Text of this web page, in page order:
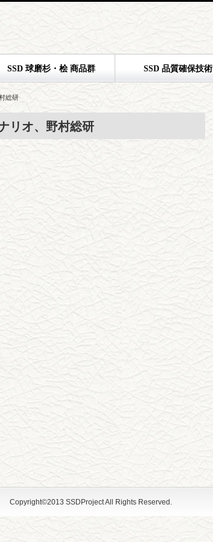
SSD 球磨杉・桧 商品群 SSD 品質確保技術
総研
リオ、野村総研
Copyright©2013 SSDProject All Rights Reserved.